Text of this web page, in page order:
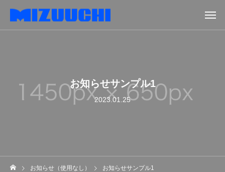
お知らせサンプル1
2023.01.25
お知らせ（使用なし） お知らせサンプル1